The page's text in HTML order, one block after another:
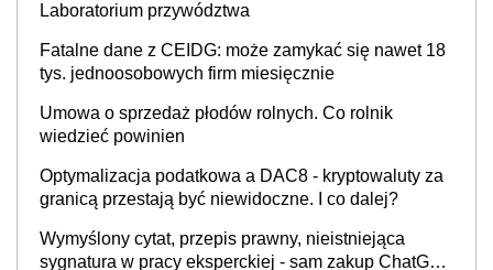
Laboratorium przywództwa
Fatalne dane z CEIDG: może zamykać się nawet 18
tys. jednoosobowych firm miesięcznie
Umowa o sprzedaż płodów rolnych. Co rolnik
wiedzieć powinien
Optymalizacja podatkowa a DAC8 - kryptowaluty za
granicą przestają być niewidoczne. I co dalej?
Wymyślony cytat, przepis prawny, nieistniejąca
sygnatura w pracy eksperckiej - sam zakup ChatGPT